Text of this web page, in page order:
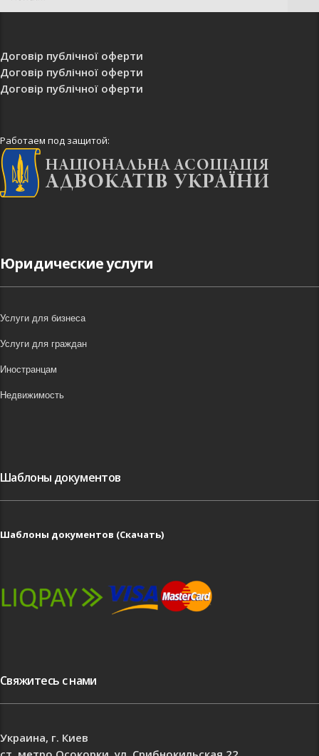
Договір публічної оферти
Договір публічної оферти
Договір публічної оферти
Работаем под защитой:
Юридические услуги
Услуги для бизнеса
Услуги для граждан
Иностранцам
Недвижимость
Шаблоны документов
Шаблоны документов (Скачать)
Свяжитесь с нами
Украина, г. Киев